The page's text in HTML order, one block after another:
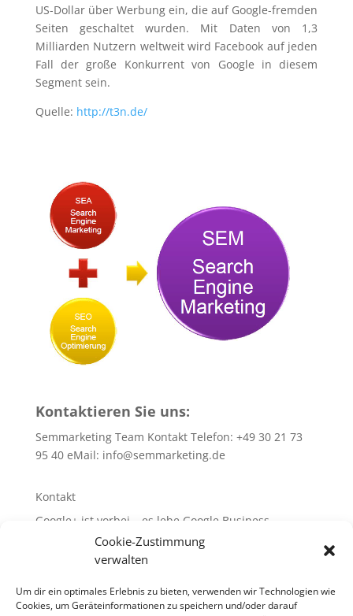
Cookie-Zustimmung
verwalten
Um dir ein optimales Erlebnis zu bieten, verwenden wir Technologien wie
Cookies, um Geräteinformationen zu speichern und/oder darauf
US-Dollar über Werbung ein, die auf Google-fremden
Seiten geschaltet wurden. Mit Daten von 1,3
Milliarden Nutzern weltweit wird Facebook auf jeden
Fall der große Konkurrent von Google in diesem
Segment sein.
Quelle: http://t3n.de/
Kontaktieren Sie uns:
Semmarketing Team Kontakt Telefon: +49 30 21 73
95 40 eMail: info@semmarketing.de
Kontakt
Google+ ist vorbei – es lebe Google Business
10 SEO-TIPPS
10 SEA – TIPPS
WEB-Site-Audit/SEO